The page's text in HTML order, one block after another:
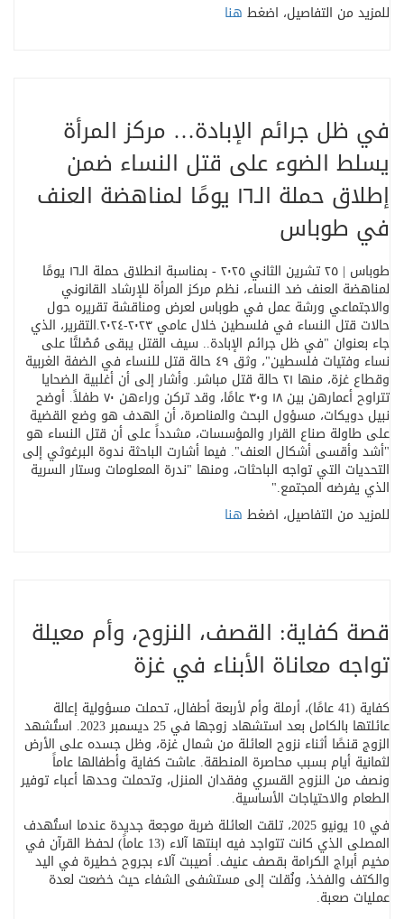
للمزيد من التفاصيل، اضغط هنا
في ظل جرائم الإبادة… مركز المرأة
يسلط الضوء على قتل النساء ضمن
إطلاق حملة الـ١٦ يومًا لمناهضة العنف
في طوباس
طوباس | ٢٥ تشرين الثاني ٢٠٢٥ - بمناسبة انطلاق حملة الـ١٦ يومًا
لمناهضة العنف ضد النساء، نظم مركز المرأة للإرشاد القانوني
والاجتماعي ورشة عمل في طوباس لعرض ومناقشة تقريره حول
حالات قتل النساء في فلسطين خلال عامي ٢٠٢٣ -٢٠٢٤.التقرير، الذي
جاء بعنوان "في ظل جرائم الإبادة.. سيف القتل يبقى مُصْلتًا على
نساء وفتيات فلسطين" ، وثق ٤٩ حالة قتل للنساء في الضفة الغربية
وقطاع غزة، منها ٢١ حالة قتل مباشر. وأشار إلى أن أغلبية الضحايا
تتراوح أعمارهن بين ١٨ و٣٠ عامًا، وقد تركن وراءهن ٧٠ طفلاً . أوضح
نبيل دويكات، مسؤول البحث والمناصرة، أن الهدف هو وضع القضية
على طاولة صناع القرار والمؤسسات، مشدداً على أن قتل النساء هو
"أشد وأقسى أشكال العنف". فيما أشارت الباحثة ندوة البرغوثي إلى
التحديات التي تواجه الباحثات، ومنها "ندرة المعلومات وستار السرية
الذي يفرضه المجتمع".
للمزيد من التفاصيل، اضغط هنا
قصة كفاية: القصف، النزوح، وأم معيلة
تواجه معاناة الأبناء في غزة
كفاية (41 عامًا)، أرملة وأم لأربعة أطفال، تحملت مسؤولية إعالة
عائلتها بالكامل بعد استشهاد زوجها في 25 ديسمبر 2023. استُشهد
الزوج قنصًا أثناء نزوح العائلة من شمال غزة، وظل جسده على الأرض
لثمانية أيام بسبب محاصرة المنطقة. عاشت كفاية وأطفالها عاماً
ونصف من النزوح القسري وفقدان المنزل، وتحملت وحدها أعباء توفير
الطعام والاحتياجات الأساسية.
في 10 يونيو 2025، تلقت العائلة ضربة موجعة جديدة عندما استُهدف
المصلى الذي كانت تتواجد فيه ابنتها آلاء (13 عاماً) لحفظ القرآن في
مخيم أبراج الكرامة بقصف عنيف. أصيبت آلاء بجروح خطيرة في اليد
والكتف والفخذ، ونُقلت إلى مستشفى الشفاء حيث خضعت لعدة
عمليات صعبة.